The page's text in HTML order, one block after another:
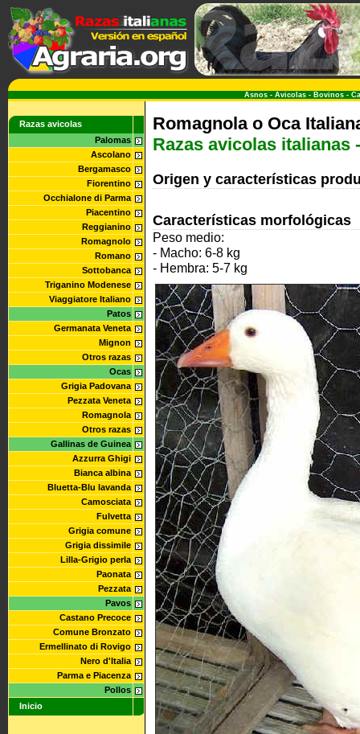
Asnos - Avicolas - Bovinos -
Razas avicolas
Palomas
Ascolano
Bergamasco
Fiorentino
Occhialone di Parma
Piacentino
Reggianino
Romagnolo
Romano
Sottobanca
Triganino Modenese
Viaggiatore Italiano
Patos
Germanata Veneta
Mignon
Otros razas
Ocas
Grigia Padovana
Pezzata Veneta
Romagnola
Otros razas
Gallinas de Guinea
Azzurra Ghigi
Bianca albina
Bluetta-Blu lavanda
Camosciata
Fulvetta
Grigia comune
Grigia dissimile
Lilla-Grigio perla
Paonata
Pezzata
Pavos
Castano Precoce
Comune Bronzato
Ermellinato di Rovigo
Nero d'Italia
Parma e Piacenza
Pollos
Inicio
Romagnola o Oca
Razas avicolas italianas
Origen y características
Características morfológicas
Peso medio:
- Macho: 6-8 kg
- Hembra: 5-7 kg